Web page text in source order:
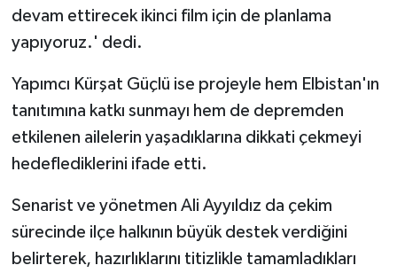
devam ettirecek ikinci film için de planlama
yapıyoruz.' dedi.
Yapımcı Kürşat Güçlü ise projeyle hem Elbistan'ın
tanıtımına katkı sunmayı hem de depremden
etkilenen ailelerin yaşadıklarına dikkati çekmeyi
hedeflediklerini ifade etti.
Senarist ve yönetmen Ali Ayyıldız da çekim
sürecinde ilçe halkının büyük destek verdiğini
belirterek, hazırlıklarını titizlikle tamamladıkları